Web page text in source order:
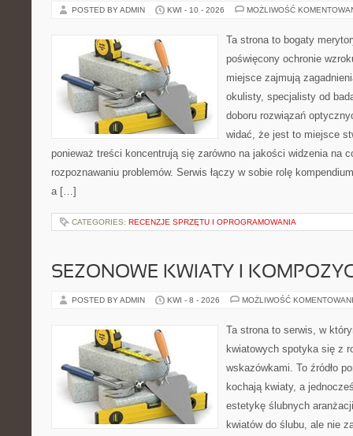
POSTED BY ADMIN KWI - 10 - 2026 MOŻLIWOŚĆ
Ta strona to bogaty
poświęcony ochronie
miejsce zajmują
okulisty, specjalisty od
doboru rozwiązań
widać, że jest to miejsce
ponieważ treści koncentrują się zarówno na jakości widzenia na
rozpoznawaniu problemów. Serwis łączy w sobie rolę
a […]
CATEGORIES: RECENZJE SPRZĘTU I OPROGRAMOWANIA
SEZONOWE KWIATY I
POSTED BY ADMIN KWI - 8 - 2026 MOŻLIWOŚĆ
Ta strona to serwis, w
kwiatowych spotyka się z
wskazówkami. To źródło
kochają kwiaty, a
estetykę ślubnych
kwiatów do ślubu, ale nie